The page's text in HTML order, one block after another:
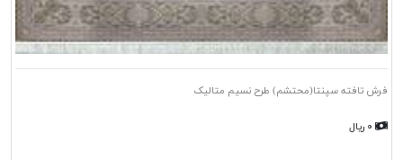
فرش تافته سپنتا(محتشم) طرح نسیم متالیک